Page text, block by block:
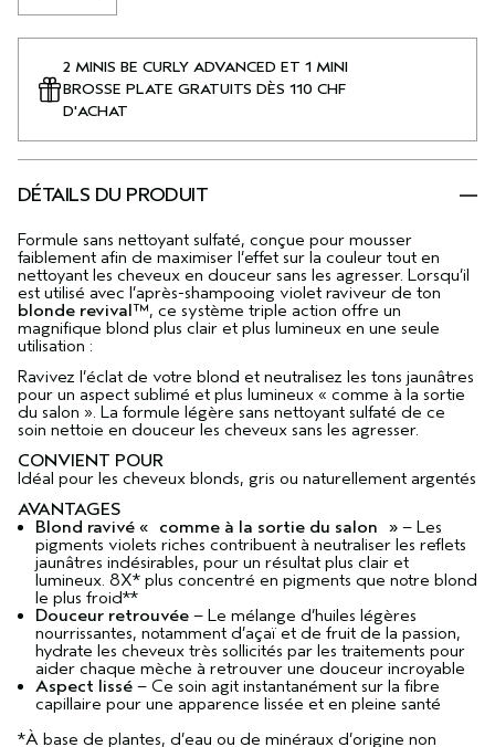
2 MINIS BE CURLY ADVANCED ET 1 MINI
BROSSE PLATE GRATUITS DÈS 110 CHF
D'ACHAT
DÉTAILS DU PRODUIT
Formule sans nettoyant sulfaté, conçue pour mousser
faiblement afin de maximiser l’effet sur la couleur tout en
nettoyant les cheveux en douceur sans les agresser. Lorsqu’il
est utilisé avec l’après-shampooing violet raviveur de ton
blonde revival™, ce système triple action offre un
magnifique blond plus clair et plus lumineux en une seule
utilisation :
Ravivez l’éclat de votre blond et neutralisez les tons jaunâtres
pour un aspect sublimé et plus lumineux « comme à la sortie
du salon ». La formule légère sans nettoyant sulfaté de ce
soin nettoie en douceur les cheveux sans les agresser.
CONVIENT POUR
Idéal pour les cheveux blonds, gris ou naturellement argentés
AVANTAGES
Blond ravivé « comme à la sortie du salon » – Les
pigments violets riches contribuent à neutraliser les reflets
jaunâtres indésirables, pour un résultat plus clair et
lumineux. 8X* plus concentré en pigments que notre blond
le plus froid**
Douceur retrouvée – Le mélange d’huiles légères
nourrissantes, notamment d’açaï et de fruit de la passion,
hydrate les cheveux très sollicités par les traitements pour
aider chaque mèche à retrouver une douceur incroyable
Aspect lissé – Ce soin agit instantanément sur la fibre
capillaire pour une apparence lissée et en pleine santé
*À base de plantes, d’eau ou de minéraux d’origine non